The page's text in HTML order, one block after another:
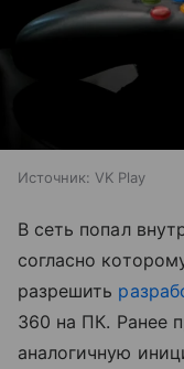
Источник: VK Play
В сеть попал
согласно
разрешить
360 на ПК. Ранее
аналогичную